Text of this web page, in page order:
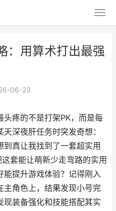
：用算术打出最强
06-23
疼的不是打架PK，而是每
深夜肝任务时突发奇想：
真让我找到了一套超实用
套能让萌新少走弯路的实用
能提升游戏体验？记得刚入
主角色上，结果发现小号完
装备强化和技能搭配其实